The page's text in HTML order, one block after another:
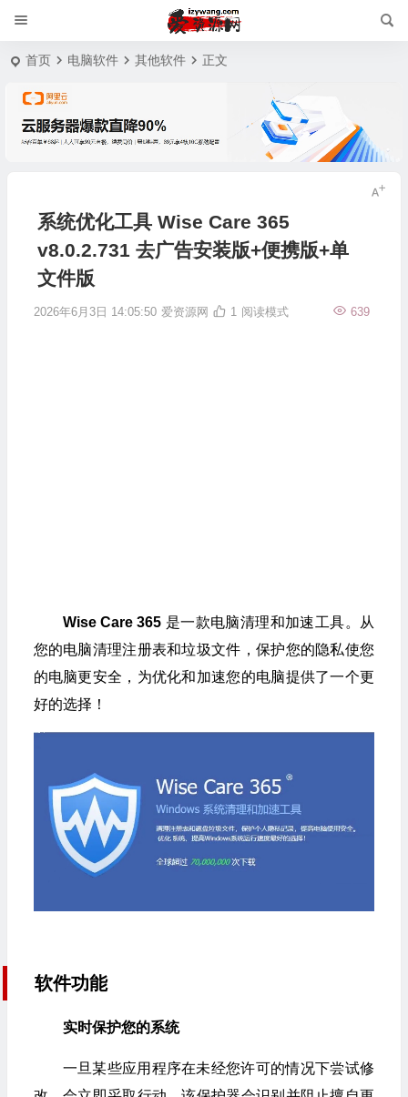
首页 电脑软件 其他软件 正文
系统优化工具 Wise Care 365
v8.0.2.731 去广告安装版+便携版+单
文件版
2026年6月3日 14:05:50 爱资源网 639
1 阅读模式
Wise Care 365 是一款电脑清理和加速工具。从
您的电脑清理注册表和垃圾文件，保护您的隐私使您
的电脑更安全，为优化和加速您的电脑提供了一个更
好的选择！
软件功能
实时保护您的系统
一旦某些应用程序在未经您许可的情况下尝试修